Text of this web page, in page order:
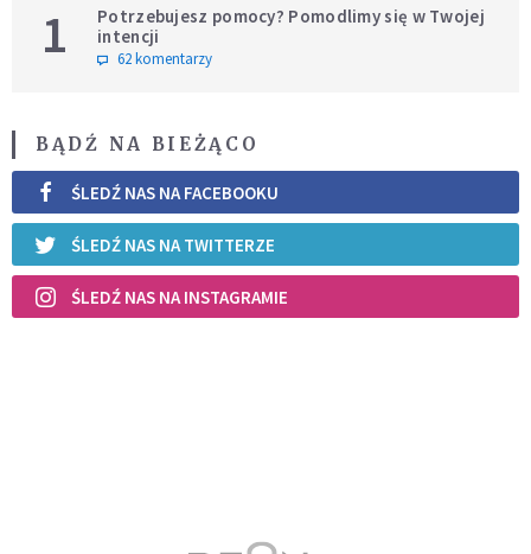
1
Potrzebujesz pomocy? Pomodlimy się w Twojej
intencji
62 komentarzy
BĄDŹ NA BIEŻĄCO
ŚLEDŹ NAS NA FACEBOOKU
ŚLEDŹ NAS NA TWITTERZE
ŚLEDŹ NAS NA INSTAGRAMIE